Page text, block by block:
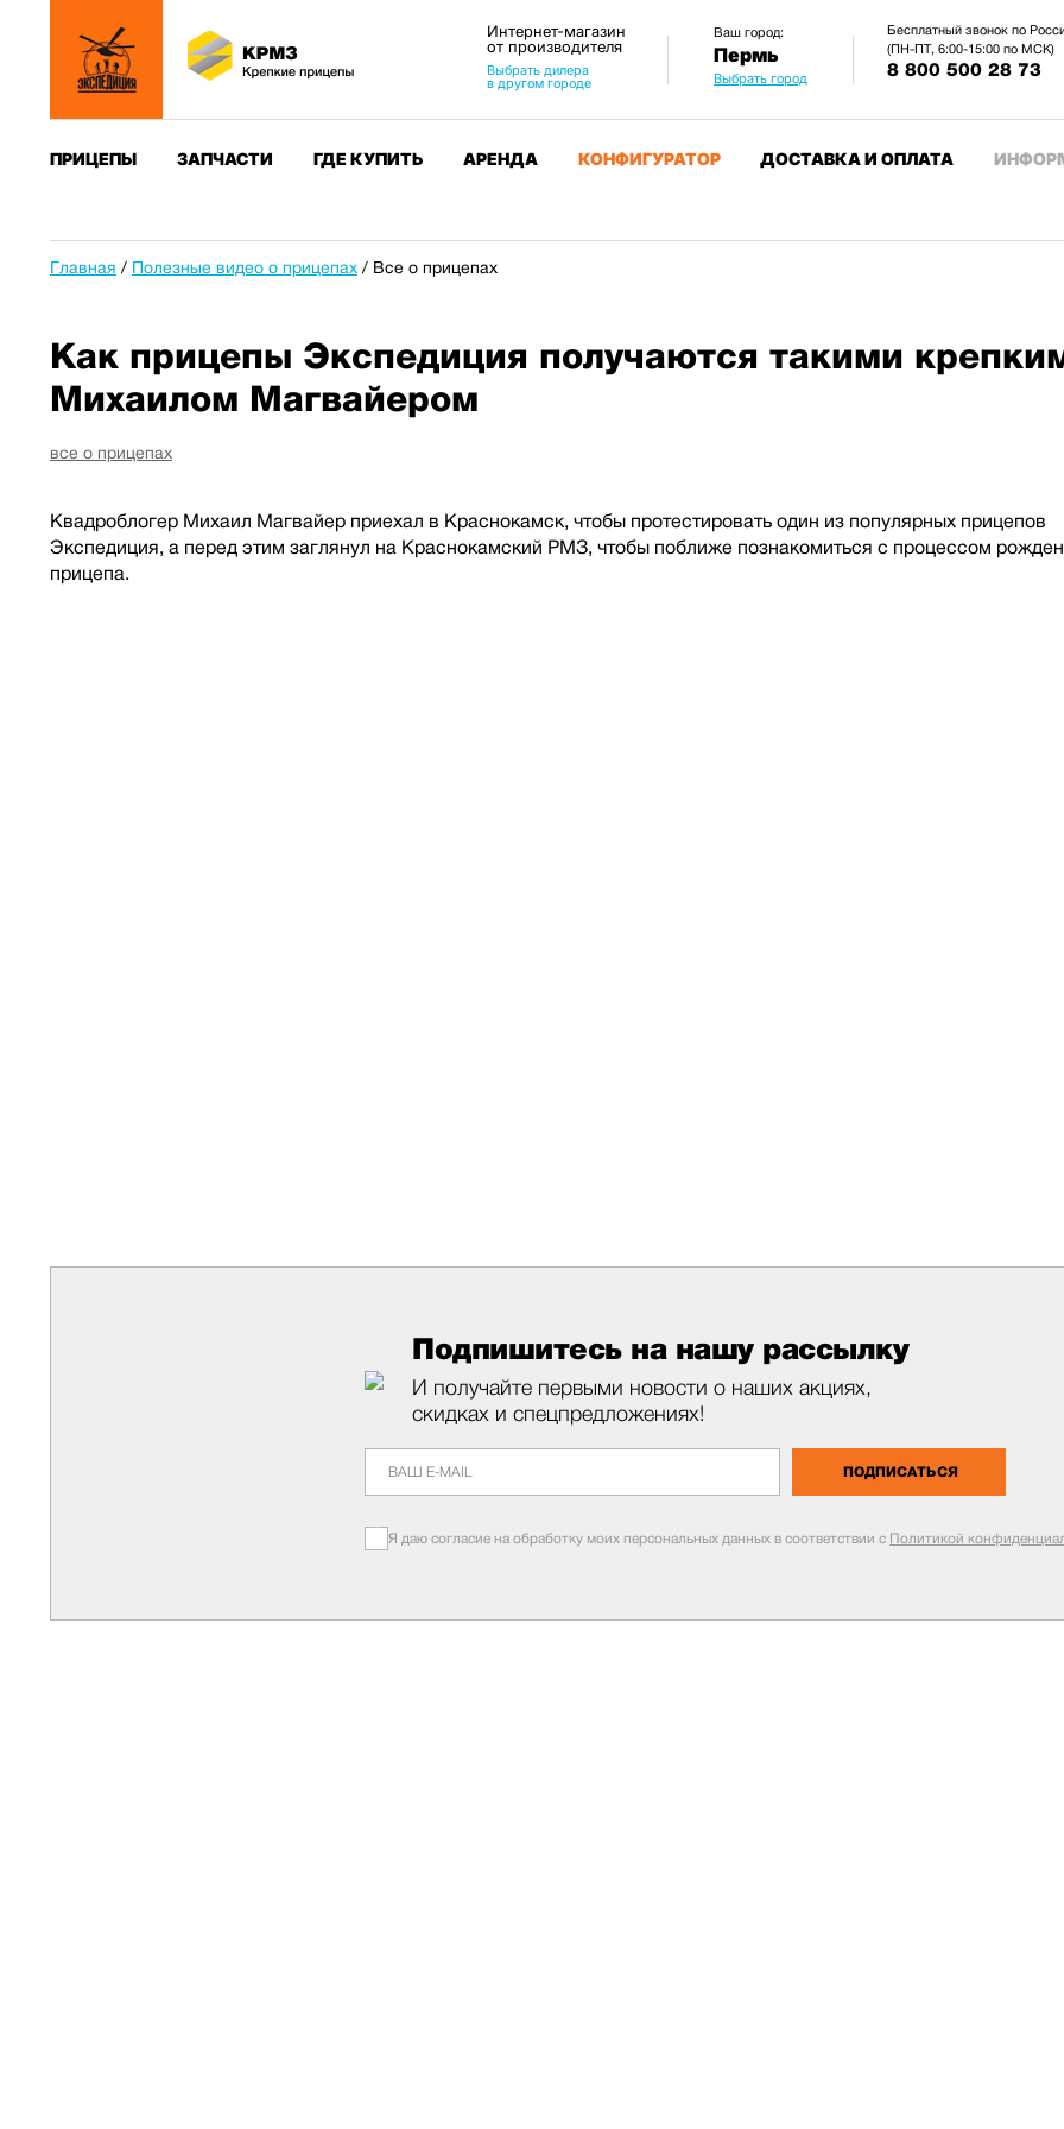
Интернет-магазин
от производителя
Выбрать дилера
в другом городе
Ваш город:
Пермь
Выбрать город
Бесплатный звонок по
(ПН-ПТ, 6:00-15:00 по МСК)
8 800 500 28 73
ПРИЦЕПЫ ЗАПЧАСТИ ГДЕ КУПИТЬ АРЕНДА КОНФИГУРАТОР ДОСТАВКА И ОПЛАТА
Главная / Полезные видео о прицепах / Все о прицепах
Как прицепы Экспедиция получаются такими
Михаилом Магвайером
все о прицепах
Квадроблогер Михаил Магвайер приехал в Краснокамск, чтобы протестировать один из популярных прицепов
Экспедиция, а перед этим заглянул на Краснокамский РМЗ, чтобы поближе познакомиться с процессом
прицепа.
Подпишитесь на нашу рассылку
И получайте первыми новости о наших акциях,
скидках и спецпредложениях!
ПОДПИСАТЬСЯ
Я даю согласие на обработку моих персональных данных в соответствии с Политикой